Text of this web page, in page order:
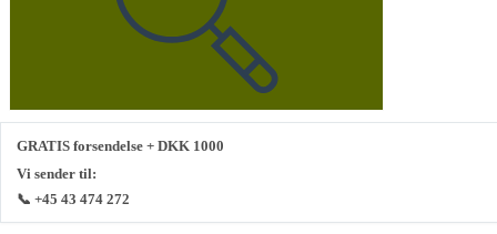
GRATIS forsendelse + DKK 1000
Vi sender til:
📞 +45 43 474 272